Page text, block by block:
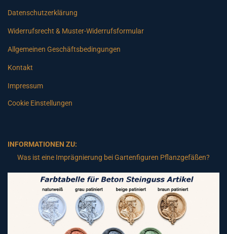
Datenschutzerklärung
Widerrufsrecht & Muster-Widerrufsformular
Allgemeinen Geschäftsbedingungen
Kontakt
Impressum
Cookie Einstellungen
INFORMATIONEN ZU:
Was ist eine Imprägnierung bei Gartenfiguren Pflanzgefäßen?